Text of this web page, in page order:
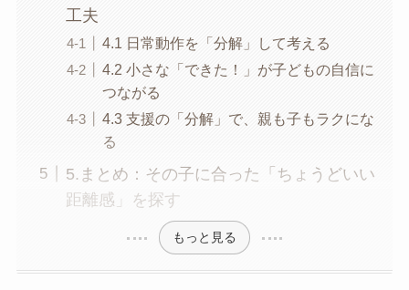
工夫
4.1 日常動作を「分解」して考える
4.2 小さな「できた！」が子どもの自信に
つながる
4.3 支援の「分解」で、親も子もラクにな
る
5.まとめ：その子に合った「ちょうどいい
距離感」を探す
もっと見る